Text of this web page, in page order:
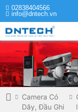
02838404566
info@dntech.vn
Camera Có
Dây, Đầu Ghi